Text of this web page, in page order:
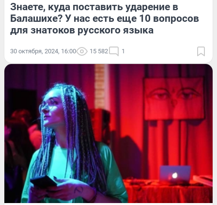
Знаете, куда поставить ударение в
Балашихе? У нас есть еще 10 вопросов
для знатоков русского языка
30 октября, 2024, 16:00 15 582 1